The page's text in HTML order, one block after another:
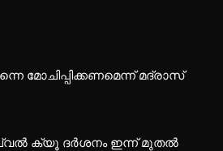
മോചിപ്പിക്കണമെന്ന് മദ്രാസ്
ക്യൂ ദര്‍ശനം ഇന്ന് മുതല്‍